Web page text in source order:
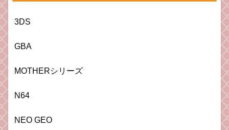
3DS
GBA
MOTHERシリーズ
N64
NEO GEO